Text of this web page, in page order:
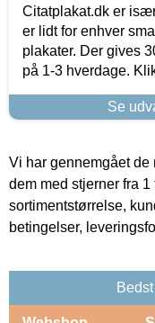
Citatplakat.dk er
er lidt for enhver
plakater. Der gives
på 1-3 hverdage.
Se
Vi har gennemgået
dem med stjerner fra
sortimentstørrelse,
betingelser,